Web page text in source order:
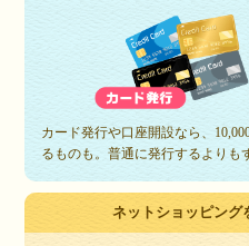
カード発行や口座開設なら、
るものも。普通に発行するよりも
ネットショッピング